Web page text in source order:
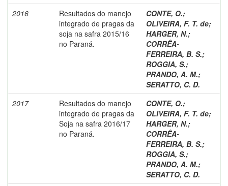
2016
Resultados do manejo
integrado de pragas da
soja na safra 2015/16
no Paraná.
CONTE, O.;
OLIVEIRA, F. T. de;
HARGER, N.;
CORRÊA-
FERREIRA, B. S.;
ROGGIA, S.;
PRANDO, A. M.;
SERATTO, C. D.
2017
Resultados do manejo
integrado de pragas da
Soja na safra 2016/17
no Paraná.
CONTE, O.;
OLIVEIRA, F. T. de;
HARGER, N.;
CORRÊA-
FERREIRA, B. S.;
ROGGIA, S.;
PRANDO, A. M.;
SERATTO, C. D.